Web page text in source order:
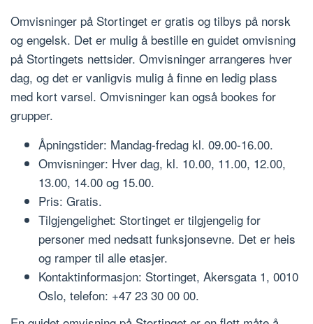
Omvisninger på Stortinget er gratis og tilbys på norsk
og engelsk. Det er mulig å bestille en guidet omvisning
på Stortingets nettsider. Omvisninger arrangeres hver
dag, og det er vanligvis mulig å finne en ledig plass
med kort varsel. Omvisninger kan også bookes for
grupper.
Åpningstider: Mandag-fredag kl. 09.00-16.00.
Omvisninger: Hver dag, kl. 10.00, 11.00, 12.00,
13.00, 14.00 og 15.00.
Pris: Gratis.
Tilgjengelighet: Stortinget er tilgjengelig for
personer med nedsatt funksjonsevne. Det er heis
og ramper til alle etasjer.
Kontaktinformasjon: Stortinget, Akersgata 1, 0010
Oslo, telefon: +47 23 30 00 00.